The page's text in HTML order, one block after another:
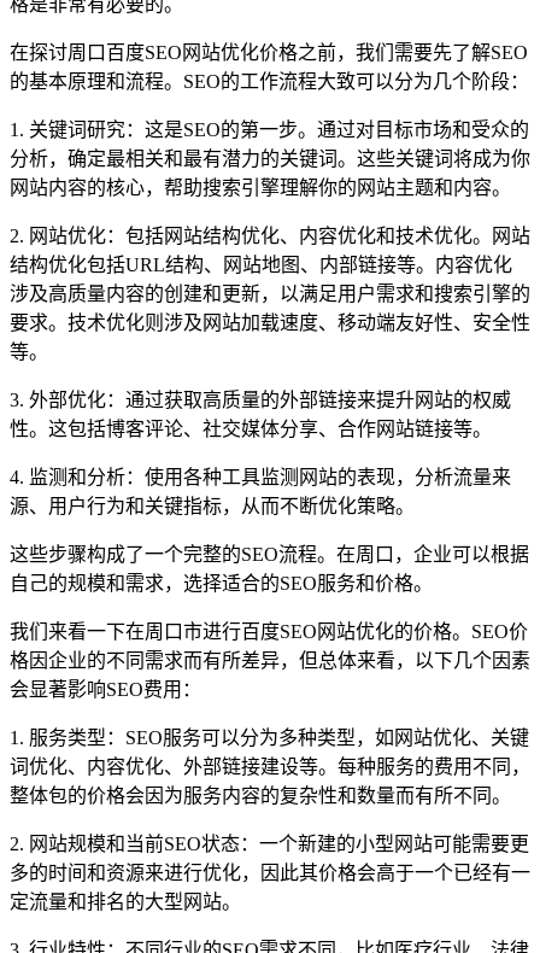
格是非常有必要的。
在探讨周口百度SEO网站优化价格之前，我们需要先了解SEO
的基本原理和流程。SEO的工作流程大致可以分为几个阶段：
1. 关键词研究：这是SEO的第一步。通过对目标市场和受众的
分析，确定最相关和最有潜力的关键词。这些关键词将成为你
网站内容的核心，帮助搜索引擎理解你的网站主题和内容。
2. 网站优化：包括网站结构优化、内容优化和技术优化。网站
结构优化包括URL结构、网站地图、内部链接等。内容优化
涉及高质量内容的创建和更新，以满足用户需求和搜索引擎的
要求。技术优化则涉及网站加载速度、移动端友好性、安全性
等。
3. 外部优化：通过获取高质量的外部链接来提升网站的权威
性。这包括博客评论、社交媒体分享、合作网站链接等。
4. 监测和分析：使用各种工具监测网站的表现，分析流量来
源、用户行为和关键指标，从而不断优化策略。
这些步骤构成了一个完整的SEO流程。在周口，企业可以根据
自己的规模和需求，选择适合的SEO服务和价格。
我们来看一下在周口市进行百度SEO网站优化的价格。SEO价
格因企业的不同需求而有所差异，但总体来看，以下几个因素
会显著影响SEO费用：
1. 服务类型：SEO服务可以分为多种类型，如网站优化、关键
词优化、内容优化、外部链接建设等。每种服务的费用不同，
整体包的价格会因为服务内容的复杂性和数量而有所不同。
2. 网站规模和当前SEO状态：一个新建的小型网站可能需要更
多的时间和资源来进行优化，因此其价格会高于一个已经有一
定流量和排名的大型网站。